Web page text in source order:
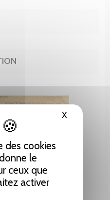
des cookies
le
ceux que
activer
XMasquer